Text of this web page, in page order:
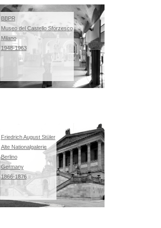
BBPR
Museo del Castello Sforzesco
Milano
1948-1963
Friedrich August Stüler
Alte Nationalgalerie
Berlino
Germany
1866-1876